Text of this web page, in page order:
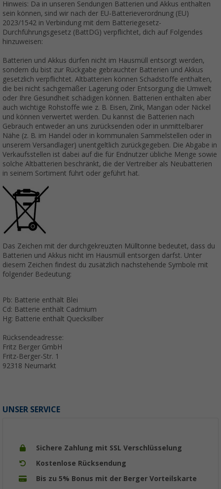
Hinweis: Da in unseren Sendungen Batterien und Akkus enthalten
sein können, sind wir nach der EU-Batterieverordnung (EU)
2023/1542 in Verbindung mit dem Batteriegesetz-
Durchführungsgesetz (BattDG) verpflichtet, dich auf Folgendes
hinzuweisen:
Batterien und Akkus dürfen nicht im Hausmüll entsorgt werden,
sondern du bist zur Rückgabe gebrauchter Batterien und Akkus
gesetzlich verpflichtet. Altbatterien können Schadstoffe enthalten,
die bei nicht sachgemäßer Lagerung oder Entsorgung die Umwelt
oder Ihre Gesundheit schädigen können. Batterien enthalten aber
auch wichtige Rohstoffe wie z. B. Eisen, Zink, Mangan oder Nickel
und können verwertet werden. Du kannst die Batterien nach
Gebrauch entweder an uns zurücksenden oder in unmittelbarer
Nähe (z. B. im Handel oder in kommunalen Sammelstellen oder in
unserem Versandlager) unentgeltlich zurückgegeben. Die Abgabe in
Verkaufsstellen ist dabei auf die für Endnutzer übliche Menge sowie
solche Altbatterien beschränkt, die der Vertreiber als Neubatterien
in seinem Sortiment führt oder geführt hat.
Das Zeichen mit der durchgekreuzten Mülltonne bedeutet, dass du
Batterien und Akkus nicht im Hausmüll entsorgen darfst. Unter
diesem Zeichen findest du zusätzlich nachstehende Symbole mit
folgender Bedeutung:
Pb: Batterie enthält Blei
Cd: Batterie enthält Cadmium
Hg: Batterie enthält Quecksilber
Rücksendeadresse:
Fritz Berger GmbH
Fritz-Berger-Str. 1
92318 Neumarkt
UNSER SERVICE
Sichere Zahlung mit SSL Verschlüsselung
Kostenlose Rücksendung
Bis zu 5% Bonus mit der Berger Vorteilskarte